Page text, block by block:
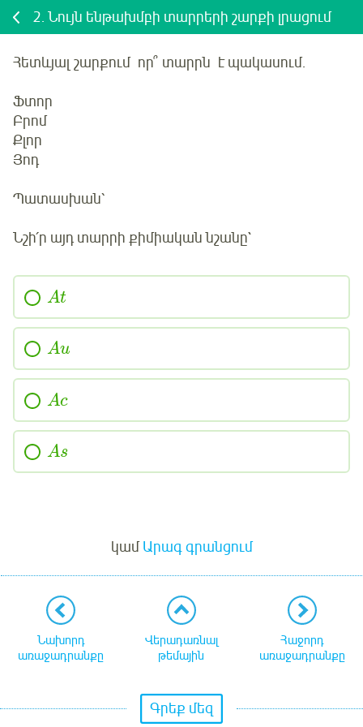
2. Նույն ենթախմբի տարրերի շարքի լրացում
Հետևյալ շարքում որ՞ տարրն է պակասում.
Ֆտոր
Բրոմ
Քլոր
Յոդ
Պատասխան՝
Նշի՛ր այդ տարրի քիմիական նշանը`
At
Au
Ac
As
կամԱրագ գրանցում
Նախորդ
առաջադրանքը
Վերադառնալ
թեմային
Հաջորդ
առաջադրանքը
Գրեք մեզ